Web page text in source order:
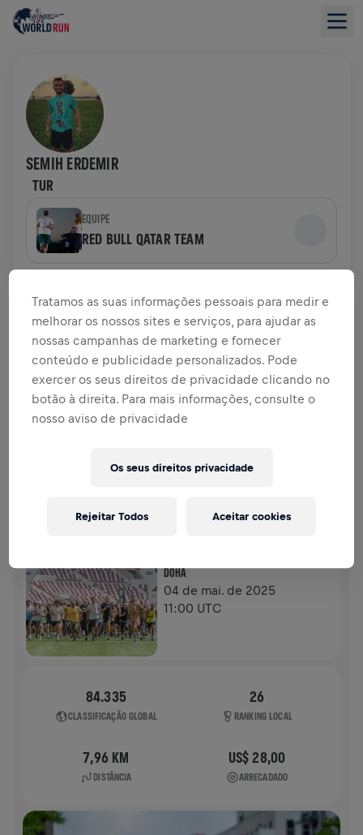
SEMIH ERDEMIR
TUR
EQUIPE
RED BULL QATAR TEAM
US$ 0,00 ARRECADADOS DE US$ 0,00 OBJETIVO
DOAÇÕES DOE
Doe para fazer a diferença! 100% da sua doação vai
para a pesquisa sobre lesões na medula espinhal.
DOHA
04 de mai. de 2025
11:00 UTC
84.335
CLASSIFICAÇÃO GLOBAL
26
RANKING LOCAL
7,96 KM
DISTÂNCIA
US$ 28,00
ARRECADADO
Tratamos as suas informações pessoais para medir e
melhorar os nossos sites e serviços, para ajudar as
nossas campanhas de marketing e fornecer
conteúdo e publicidade personalizados. Pode
exercer os seus direitos de privacidade clicando no
botão à direita. Para mais informações, consulte o
nosso aviso de privacidade
Os seus direitos privacidade
Rejeitar Todos Aceitar cookies